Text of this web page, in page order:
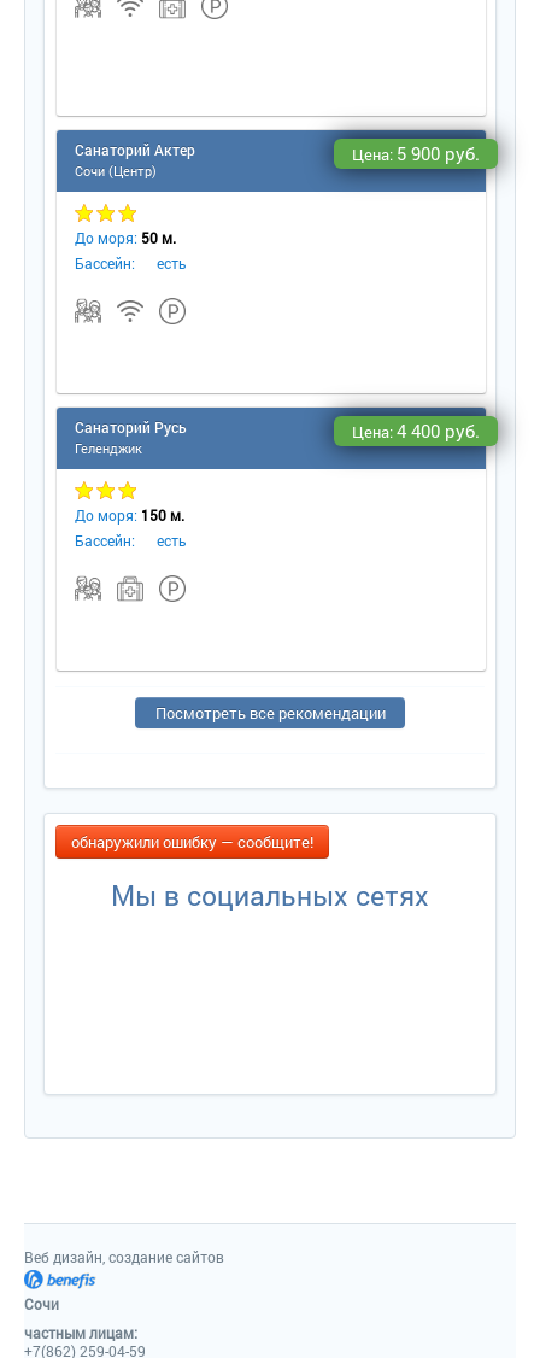
Санаторий Актер
Сочи (Центр)
Цена: 5 900 руб.
До моря: 50 м.
Бассейн:
есть
Санаторий Русь
Геленджик
Цена:4 400 руб.
До моря: 150 м.
Бассейн:
есть
Посмотреть все рекомендации
обнаружили ошибку — сообщите!
Мы в социальных сетях
Веб дизайн, создание сайто
Сочи
частным лицам:
+7(862) 259-04-59